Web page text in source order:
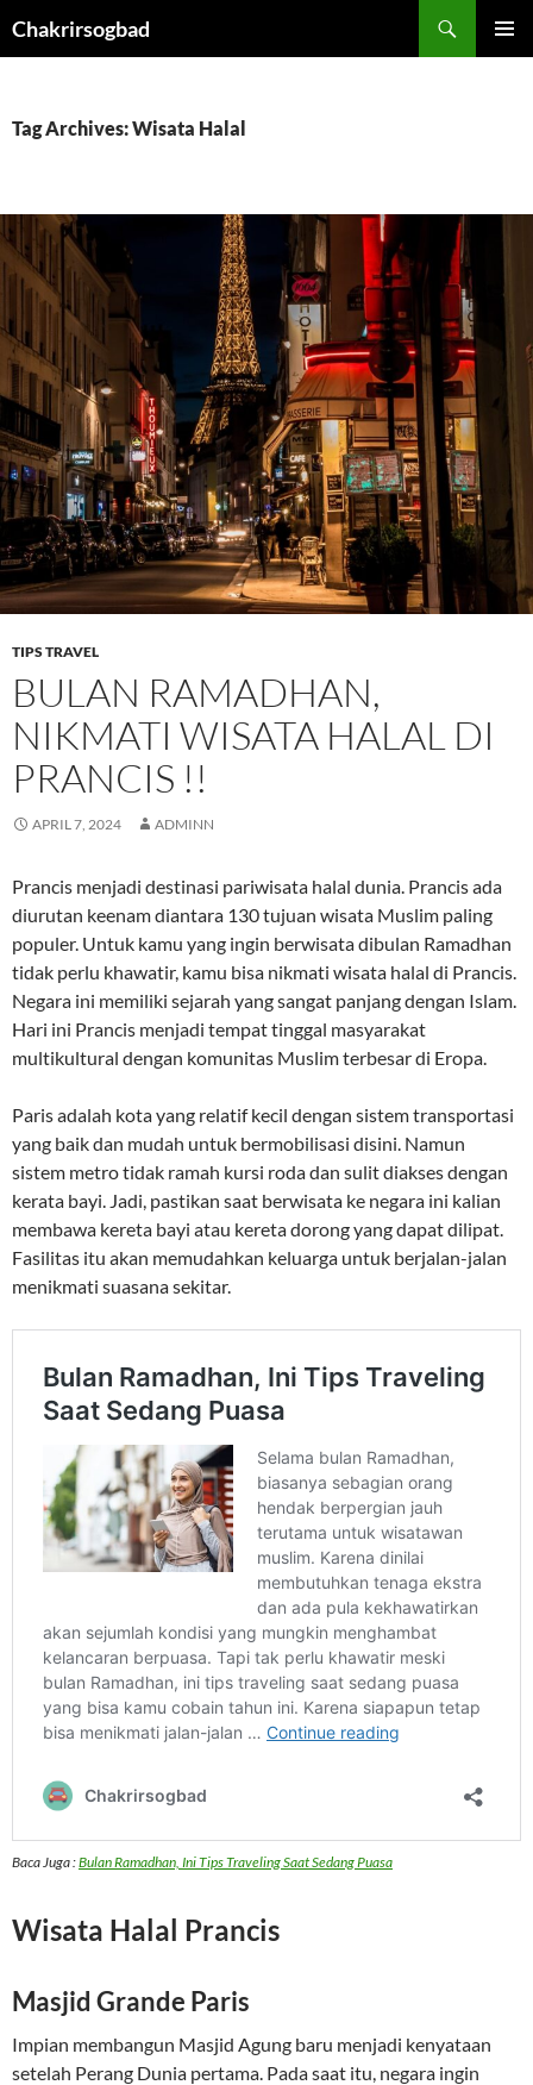
toChakrirsogbad
Tag Archives: Wisata Halal
TIPS TRAVEL
BULAN RAMADHAN,
NIKMATI WISATA HALAL DI
PRANCIS !!
APRIL 7, 2024 ADMINN
Prancis menjadi destinasi pariwisata halal dunia. Prancis ada
diurutan keenam diantara 130 tujuan wisata Muslim paling
populer. Untuk kamu yang ingin berwisata dibulan Ramadhan
tidak perlu khawatir, kamu bisa nikmati wisata halal di Prancis.
Negara ini memiliki sejarah yang sangat panjang dengan Islam.
Hari ini Prancis menjadi tempat tinggal masyarakat
multikultural dengan komunitas Muslim terbesar di Eropa.
Paris adalah kota yang relatif kecil dengan sistem transportasi
yang baik dan mudah untuk bermobilisasi disini. Namun
sistem metro tidak ramah kursi roda dan sulit diakses dengan
kerata bayi. Jadi, pastikan saat berwisata ke negara ini kalian
membawa kereta bayi atau kereta dorong yang dapat dilipat.
Fasilitas itu akan memudahkan keluarga untuk berjalan-jalan
menikmati suasana sekitar.
Baca Juga :Bulan Ramadhan, Ini Tips Traveling Saat Sedang Puasa
Wisata Halal Prancis
Masjid Grande Paris
Impian membangun Masjid Agung baru menjadi kenyataan
setelah Perang Dunia pertama. Pada saat itu, negara ingin